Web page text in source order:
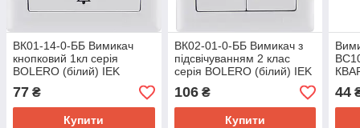
ВК01-14-0-ББ Вимикач
кнопковий 1кл серія
BOLERO (білий) IEK
77 ₴
Купити
ВК02-01-0-ББ Вимикач з
підсвічуванням 2 клас
серія BOLERO (білий) IEK
106₴
Купити
44